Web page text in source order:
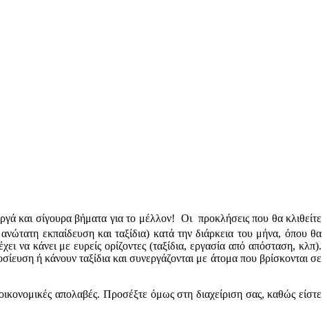
και σίγουρα βήματα για το μέλλον! Οι προκλήσεις που θα κλιθείτε
εκπαίδευση και ταξίδια) κατά την διάρκεια του μήνα, όπου θα
να κάνει με ευρείς ορίζοντες (ταξίδια, εργασία από απόσταση, κλπ).
ή κάνουν ταξίδια και συνεργάζονται με άτομα που βρίσκονται σε
απολαβές. Προσέξτε όμως στη διαχείριση σας, καθώς είστε